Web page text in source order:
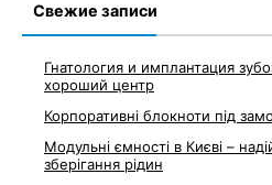
Свежие записи
Гнатология и имплантация
хороший центр
Корпоративні блокноти під
Модульні ємності в Києві –
зберігання рідин